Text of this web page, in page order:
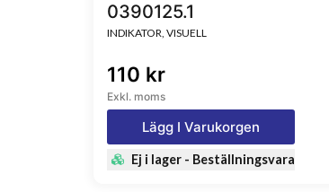
0390125.1
INDIKATOR, VISUELL
110 kr
Exkl. moms
Lägg I Varukorgen
Ej i lager - Beställningsvara